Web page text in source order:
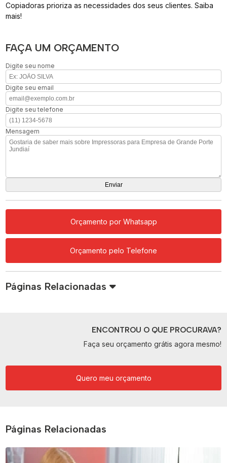
Copiadoras prioriza as necessidades dos seus clientes. Saiba
mais!
FAÇA UM ORÇAMENTO
Digite seu nome
Digite seu email
Digite seu telefone
Mensagem
Orçamento por Whatsapp
Orçamento pelo Telefone
Páginas Relacionadas
ENCONTROU O QUE PROCURAVA?
Faça seu orçamento grátis agora mesmo!
Quero meu orçamento
Páginas Relacionadas